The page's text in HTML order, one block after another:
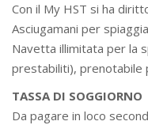
Con il My HST si ha
Asciugamani per
Navetta illimitata per la
prestabiliti), prenotabile
TASSA DI SOGGIORNO
Da pagare in loco